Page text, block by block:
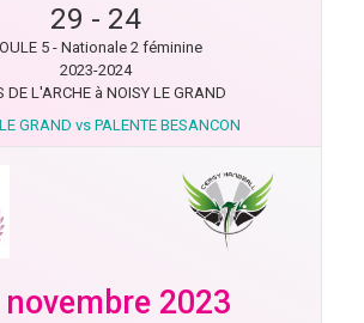
29 - 24
5 - Nationale 2 féminine
2023-2024
DE L'ARCHE à NOISY LE GRAND
GRAND vs PALENTE BESANCON
novembre 2023